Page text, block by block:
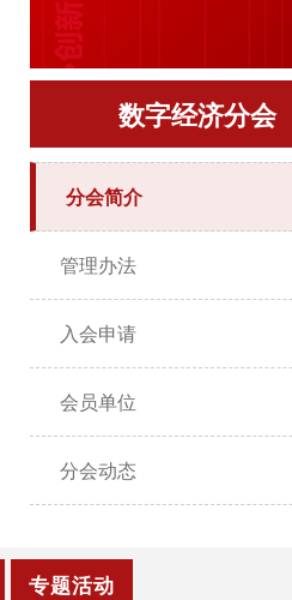
数字经济分会
分会简介
管理办法
入会申请
会员单位
分会动态
专题活动